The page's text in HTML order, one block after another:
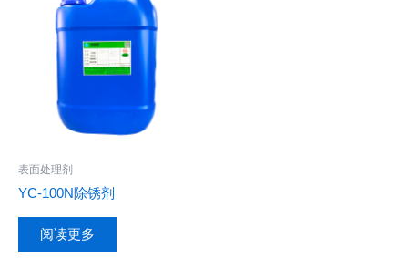
表面处理剂
YC-100N除锈剂
阅读更多